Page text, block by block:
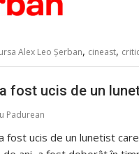
Alex Leo Șerban, cineast,
fost ucis de un
Padurean
ucis de un lunetist